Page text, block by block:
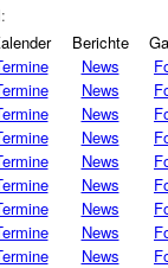
Berichte
News
News
News
News
News
News
News
News
News